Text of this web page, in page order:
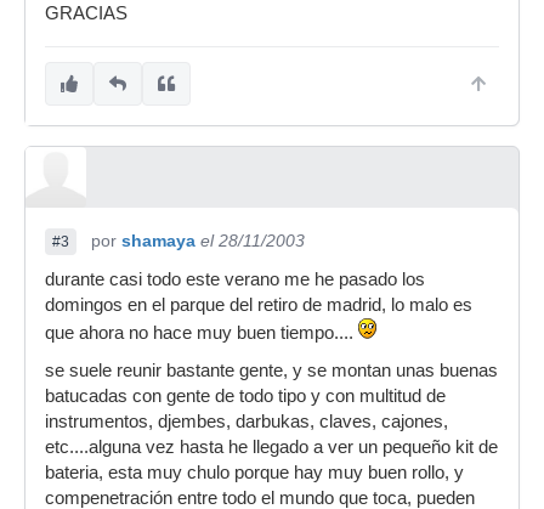
GRACIAS
#3 por shamaya el 28/11/2003
durante casi todo este verano me he pasado los
domingos en el parque del retiro de madrid, lo malo es
que ahora no hace muy buen tiempo....
se suele reunir bastante gente, y se montan unas buenas
batucadas con gente de todo tipo y con multitud de
instrumentos, djembes, darbukas, claves, cajones,
etc....alguna vez hasta he llegado a ver un pequeño kit de
bateria, esta muy chulo porque hay muy buen rollo, y
compenetración entre todo el mundo que toca, pueden